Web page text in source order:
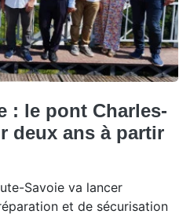
: le pont Charles-
deux ans à partir
Savoie va lancer
et de sécurisation